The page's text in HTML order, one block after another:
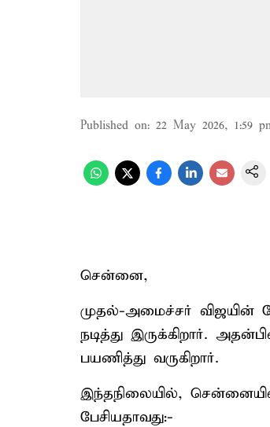
Published on: 22 May 2026, 1:59
சென்னை,
முதல்-அமைச்சர் விஜயின்
நடித்து இருக்கிறார்.
பயணித்து வருகிறார்.
இந்தநிலையில்,
பேசியதாவது:-